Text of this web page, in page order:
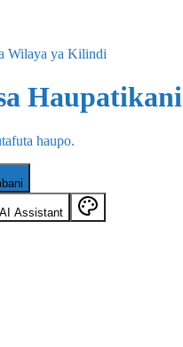
Wilaya ya Kilindi
Haupatikani
haupo.
Assistant